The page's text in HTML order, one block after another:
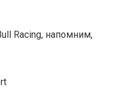
Racing, напомним,